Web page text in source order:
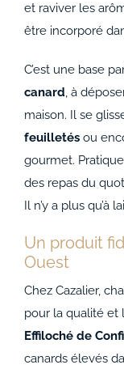
et raviver les
être incorporé
C’est une base
canard, à
maison. Il se
feuilletésou
gourmet.
des repas du
Il n’y a plus qu’à
Un produit
Ouest
Chez Cazalier,
pour la qualité et
Effiloché de
canards élevés